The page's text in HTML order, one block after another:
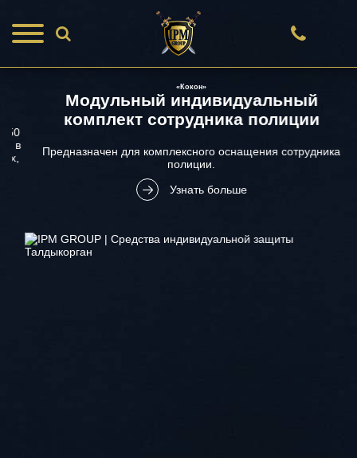
«Кокон»
Модульный индивидуальный
комплект сотрудника полиции
Предназначен для комплексного оснащения сотрудника
полиции.
Узнать больше